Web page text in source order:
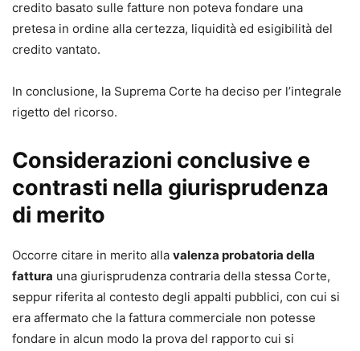
credito basato sulle fatture non poteva fondare una
pretesa in ordine alla certezza, liquidità ed esigibilità del
credito vantato.
In conclusione, la Suprema Corte ha deciso per l’integrale
rigetto del ricorso.
Considerazioni conclusive e
contrasti nella giurisprudenza
di merito
Occorre citare in merito alla valenza probatoria della
fattura una giurisprudenza contraria della stessa Corte,
seppur riferita al contesto degli appalti pubblici, con cui si
era affermato che la fattura commerciale non potesse
fondare in alcun modo la prova del rapporto cui si